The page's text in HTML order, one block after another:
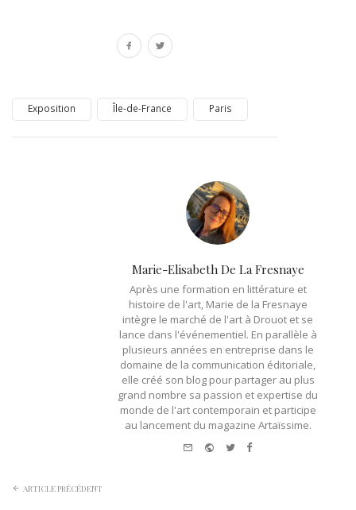
Exposition Île-de-France Paris
Marie-Elisabeth De La Fresnaye
Après une formation en littérature et
histoire de l'art, Marie de la Fresnaye
intègre le marché de l'art à Drouot et se
lance dans l'événementiel. En parallèle à
plusieurs années en entreprise dans le
domaine de la communication éditoriale,
elle créé son blog pour partager au plus
grand nombre sa passion et expertise du
monde de l'art contemporain et participe
au lancement du magazine Artaïssime.
Website
TwitterFacebook
ARTICLE PRÉCÉDENT